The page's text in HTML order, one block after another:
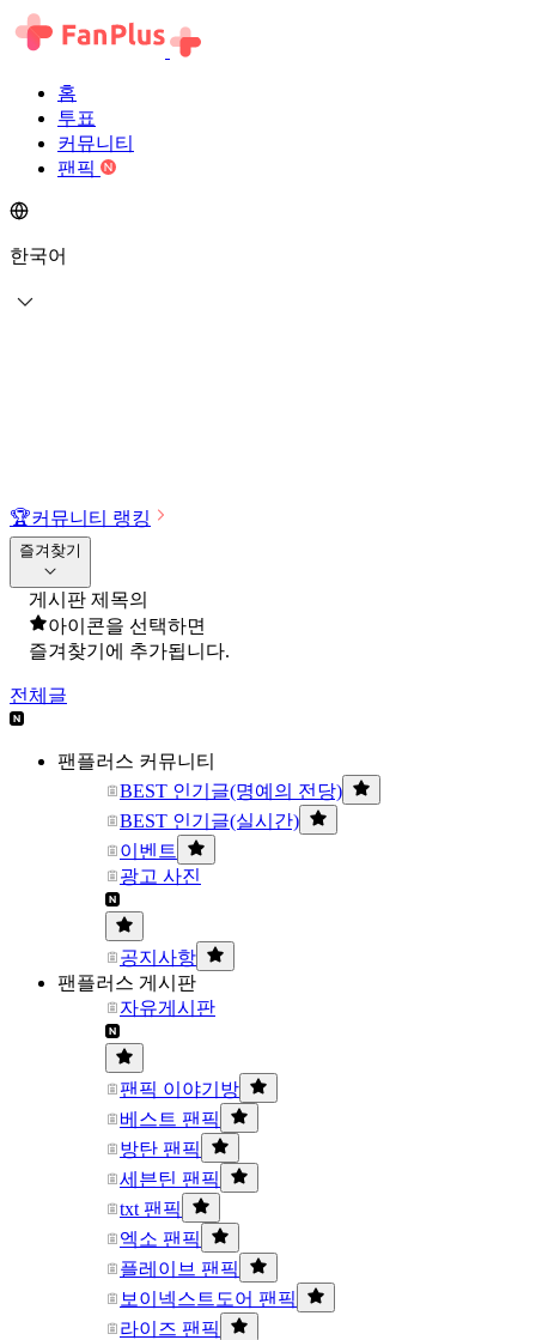
홈
투표
커뮤니티
팬픽
한국어
🏆커뮤니티 랭킹
즐겨찾기
게시판 제목의
아이콘을 선택하면
즐겨찾기에 추가됩니다.
전체글
팬플러스 커뮤니티
BEST 인기글(명예의 전당)
BEST 인기글(실시간)
이벤트
광고 사진
공지사항
팬플러스 게시판
자유게시판
팬픽 이야기방
베스트 팬픽
방탄 팬픽
세븐틴 팬픽
txt 팬픽
엑소 팬픽
플레이브 팬픽
보이넥스트도어 팬픽
라이즈 팬픽